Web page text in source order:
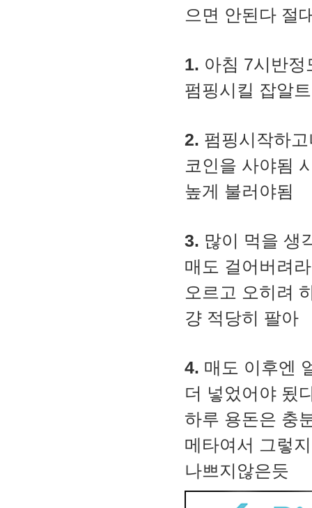
1. MA - 이동평균선
4. RSI - 상대강도지수
5. FIBO - 피보나치되돌림
6. IKH - 일목평균표
9. STOCH - 스토캐스틱
10. PSAR - 파라볼릭
11. DMI - 방향운동지수
12. ADX - 평균방향지수
13. ADR - 등락비율
14. VR - 거래량비율
으면 안된다 절
1. 아침 7시반
펌핑시킬 잡알
2. 펌핑시작하
코인을 사야됨
높게 불러야됨
3. 많이 먹을 생
매도 걸어버려
오르고 오히려
걍 적당히 팔아
4. 매도 이후엔
더 넣었어야 됬
하루 용돈은 충
메타여서 그렇
나쁘지않은듯